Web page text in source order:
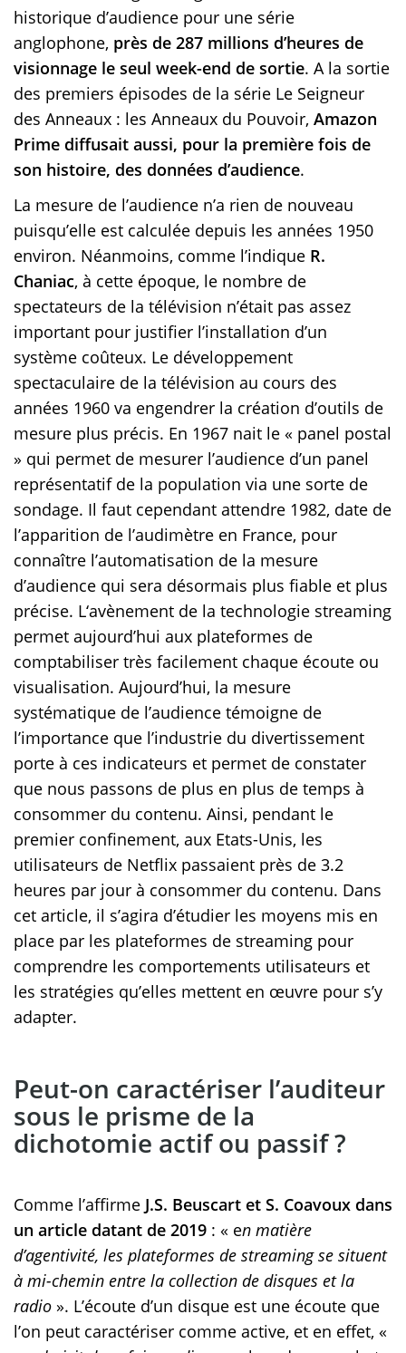
historique d’audience pour une série
anglophone, près de 287 millions d’heures de
visionnage le seul week-end de sortie. A la sortie
des premiers épisodes de la série Le Seigneur
des Anneaux : les Anneaux du Pouvoir, Amazon
Prime diffusait aussi, pour la première fois de
son histoire, des données d’audience.
La mesure de l’audience n’a rien de nouveau
puisqu’elle est calculée depuis les années 1950
environ. Néanmoins, comme l’indique R.
Chaniac, à cette époque, le nombre de
spectateurs de la télévision n’était pas assez
important pour justifier l’installation d’un
système coûteux. Le développement
spectaculaire de la télévision au cours des
années 1960 va engendrer la création d’outils de
mesure plus précis. En 1967 nait le « panel postal
» qui permet de mesurer l’audience d’un panel
représentatif de la population via une sorte de
sondage. Il faut cependant attendre 1982, date de
l’apparition de l’audimètre en France, pour
connaître l’automatisation de la mesure
d’audience qui sera désormais plus fiable et plus
précise. L‘avènement de la technologie streaming
permet aujourd’hui aux plateformes de
comptabiliser très facilement chaque écoute ou
visualisation. Aujourd’hui, la mesure
systématique de l’audience témoigne de
l’importance que l’industrie du divertissement
porte à ces indicateurs et permet de constater
que nous passons de plus en plus de temps à
consommer du contenu. Ainsi, pendant le
premier confinement, aux Etats-Unis, les
utilisateurs de Netflix passaient près de 3.2
heures par jour à consommer du contenu. Dans
cet article, il s’agira d’étudier les moyens mis en
place par les plateformes de streaming pour
comprendre les comportements utilisateurs et
les stratégies qu’elles mettent en œuvre pour s’y
adapter.
Peut-on caractériser l’auditeur
sous le prisme de la
dichotomie actif ou passif ?
Comme l’affirme J.S. Beuscart et S. Coavoux dans
un article datant de 2019 : « en matière
d’agentivité, les plateformes de streaming se situent
à mi-chemin entre la collection de disques et la
radio ». L’écoute d’un disque est une écoute que
l’on peut caractériser comme active, et en effet, «